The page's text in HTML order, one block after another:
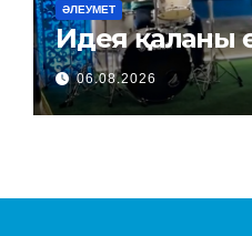
ӘЛЕУМЕТ
Идея қаланы
06.08.2026